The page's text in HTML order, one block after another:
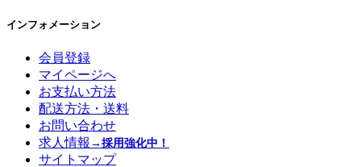
インフォメーション
会員登録
マイページへ
お支払い方法
配送方法・送料
お問い合わせ
求人情報 →採用強化中！
サイトマップ